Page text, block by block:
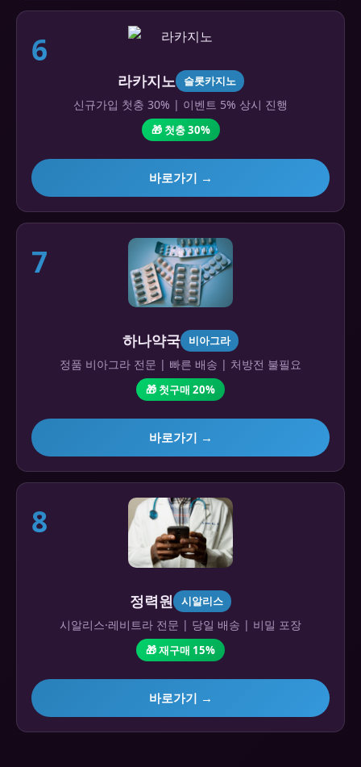
6
라카지노 슬롯카지노
신규가입 첫충 30% | 이벤트 5% 상시 진행
🎁 첫충 30%
바로가기 →
7
하나약국 비아그라
정품 비아그라 전문 | 빠른 배송 | 처방전 불필요
🎁 첫구매 20%
바로가기 →
8
정력원 시알리스
시알리스·레비트라 전문 | 당일 배송 | 비밀 포장
🎁 재구매 15%
바로가기 →